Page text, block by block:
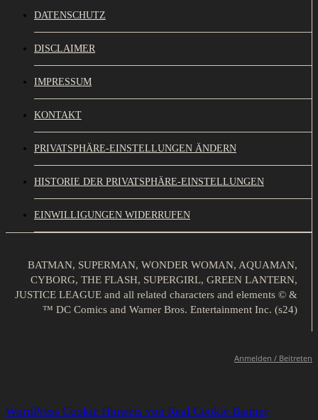
DATENSCHUTZ
DISCLAIMER
IMPRESSUM
KONTAKT
PRIVATSPHÄRE-EINSTELLUNGEN ÄNDERN
HISTORIE DER PRIVATSPHÄRE-EINSTELLUNGEN
EINWILLIGUNGEN WIDERRUFEN
BATMAN, SUPERMAN, WONDER WOMAN, AQUAMAN,
CYBORG, THE FLASH, SUPERGIRL, GREEN LANTERN,
JUSTICE LEAGUE and all related characters and elements © &
™ DC Comics and Warner Bros. Entertainment Inc. (s24)
Anmelden / Beitreten
WordPress Cookie Hinweis von Real Cookie Banner